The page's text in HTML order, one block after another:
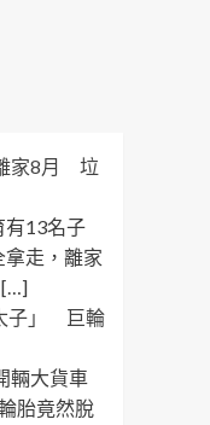
家8月 垃
有13名子
走，離家
[…]
子」 巨輪
輛大貨車
胎竟然脫